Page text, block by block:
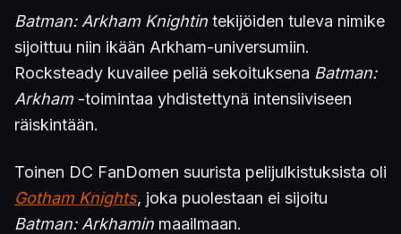
Batman: Arkham Knightin tekijöiden tuleva nimike
sijoittuu niin ikään Arkham-universumiin.
Rocksteady kuvailee peliä sekoituksena Batman:
Arkham-toimintaa yhdistettynä intensiiviseen
räiskintään.
Toinen DC FanDomen suurista pelijulkistuksista oli
Gotham Knights, joka puolestaan ei sijoitu
Batman: Arkhamin maailmaan.